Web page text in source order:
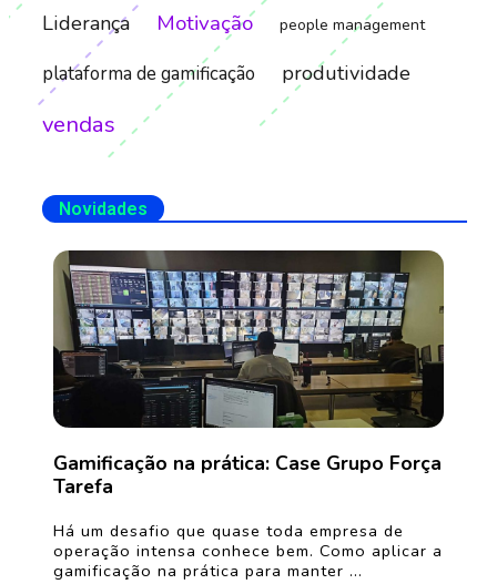
Liderança Motivação people management
plataforma de gamificação produtividade
vendas
Novidades
Gamificação na prática: Case Grupo Força
Tarefa
Há um desafio que quase toda empresa de
operação intensa conhece bem. Como aplicar a
gamificação na prática para manter ...